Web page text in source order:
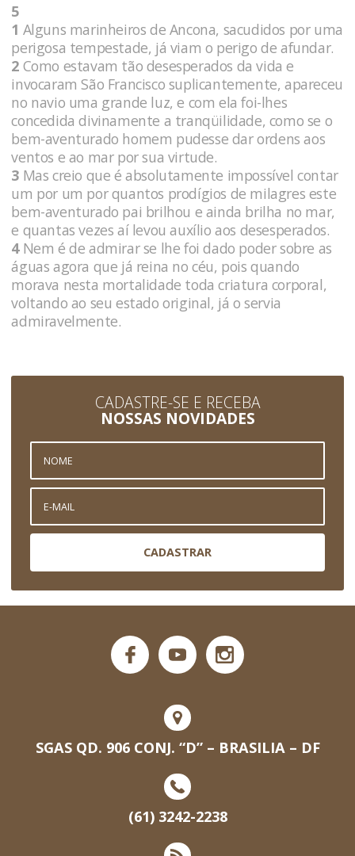
5
1 Alguns marinheiros de Ancona, sacudidos por uma
perigosa tempestade, já viam o perigo de afundar.
2 Como estavam tão desesperados da vida e
invocaram São Francisco suplicantemente, apareceu
no navio uma grande luz, e com ela foi-lhes
concedida divinamente a tranqüilidade, como se o
bem-aventurado homem pudesse dar ordens aos
ventos e ao mar por sua virtude.
3 Mas creio que é absolutamente impossível contar
um por um por quantos prodígios de milagres este
bem-aventurado pai brilhou e ainda brilha no mar,
e quantas vezes aí levou auxílio aos desesperados.
4Nem é de admirar se lhe foi dado poder sobre as
águas agora que já reina no céu, pois quando
morava nesta mortalidade toda criatura corporal,
voltando ao seu estado original, já o servia
admiravelmente.
CADASTRE-SE E RECEBA
NOSSAS NOVIDADES
CADASTRAR
SGAS QD. 906 CONJ. “D” – BRASILIA – DF
(61) 3242-2238